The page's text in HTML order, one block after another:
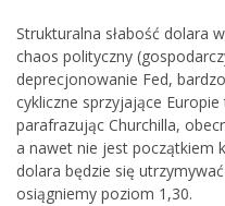
Strukturalna słabość dolara
chaos polityczny
deprecjonowanie Fed,
cykliczne sprzyjające
parafrazując Churchilla,
a nawet nie jest początkiem
dolara będzie się
osiągniemy poziom 1,30.